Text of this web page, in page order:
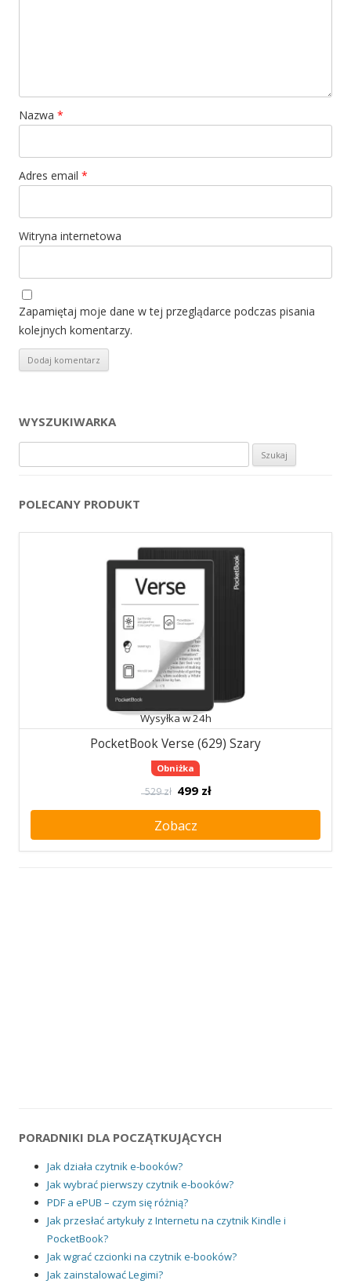
Nazwa *
Adres email *
Witryna internetowa
Zapamiętaj moje dane w tej przeglądarce podczas pisania
kolejnych komentarzy.
WYSZUKIWARKA
POLECANY PRODUKT
Wysyłka w 24h
PocketBook Verse (629) Szary
Obniżka
529 zł 499 zł
Zobacz
PORADNIKI DLA POCZĄTKUJĄCYCH
Jak działa czytnik e-booków?
Jak wybrać pierwszy czytnik e-booków?
PDF a ePUB – czym się różnią?
Jak przesłać artykuły z Internetu na czytnik Kindle i
PocketBook?
Jak wgrać czcionki na czytnik e-booków?
Jak zainstalować Legimi?